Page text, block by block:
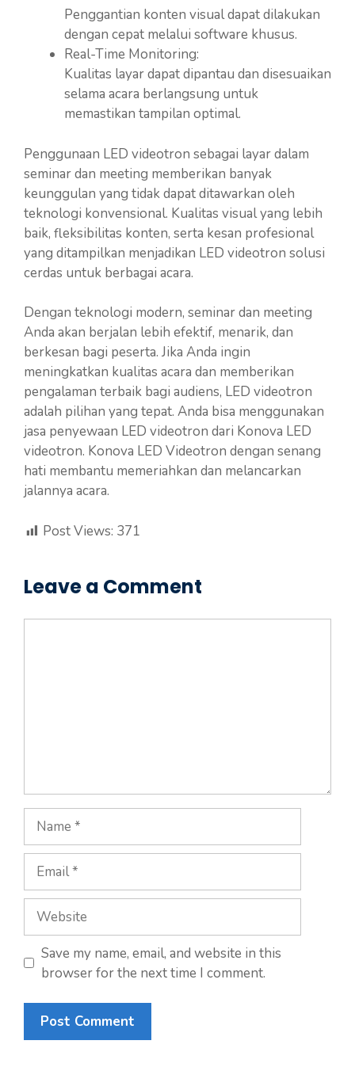
Penggantian konten visual dapat dilakukan
dengan cepat melalui software khusus.
Real-Time Monitoring:
Kualitas layar dapat dipantau dan disesuaikan
selama acara berlangsung untuk
memastikan tampilan optimal.
Penggunaan LED videotron sebagai layar dalam
seminar dan meeting memberikan banyak
keunggulan yang tidak dapat ditawarkan oleh
teknologi konvensional. Kualitas visual yang lebih
baik, fleksibilitas konten, serta kesan profesional
yang ditampilkan menjadikan LED videotron solusi
cerdas untuk berbagai acara.
Dengan teknologi modern, seminar dan meeting
Anda akan berjalan lebih efektif, menarik, dan
berkesan bagi peserta. Jika Anda ingin
meningkatkan kualitas acara dan memberikan
pengalaman terbaik bagi audiens, LED videotron
adalah pilihan yang tepat. Anda bisa menggunakan
jasa penyewaan LED videotron dari Konova LED
videotron. Konova LED Videotron dengan senang
hati membantu memeriahkan dan melancarkan
jalannya acara.
Post Views: 371
Leave a Comment
Save my name, email, and website in this
browser for the next time I comment.